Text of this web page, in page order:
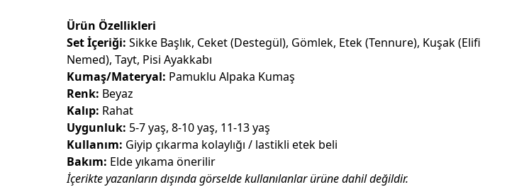
Ürün Özellikleri
Set İçeriği: Sikke Başlık, Ceket (Destegül), Gömlek, Etek (Tennure), Kuşak (Elifi
Nemed), Tayt, Pisi Ayakkabı
Kumaş/Materyal: Pamuklu Alpaka Kumaş
Renk: Beyaz
Kalıp: Rahat
Uygunluk: 5-7 yaş, 8-10 yaş, 11-13 yaş
Kullanım: Giyip çıkarma kolaylığı / lastikli etek beli
Bakım: Elde yıkama önerilir
İçerikte yazanların dışında görselde kullanılanlar ürüne dahil değildir.